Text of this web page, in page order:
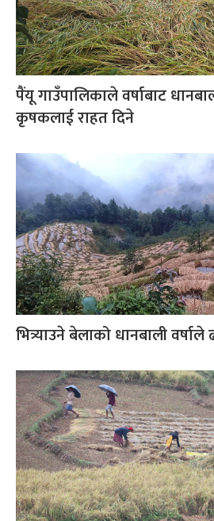
पैंयू गाउँपालिकाले वर्षाबाट
कृषकलाई राहत दिने
भित्र्याउने बेलाको धानबाली